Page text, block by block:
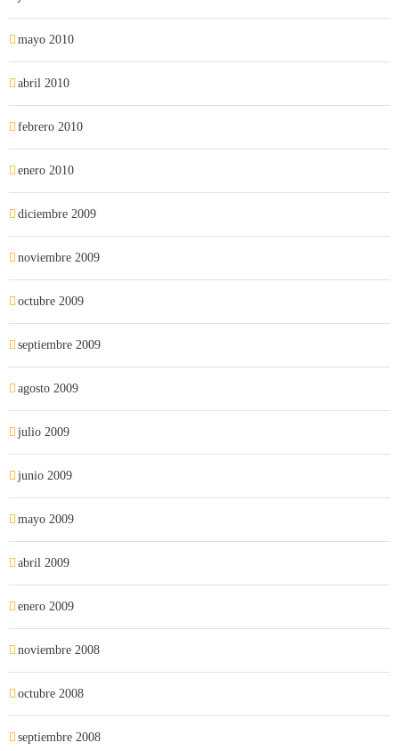
mayo 2010
abril 2010
febrero 2010
enero 2010
diciembre 2009
noviembre 2009
octubre 2009
septiembre 2009
agosto 2009
julio 2009
junio 2009
mayo 2009
abril 2009
enero 2009
noviembre 2008
octubre 2008
septiembre 2008